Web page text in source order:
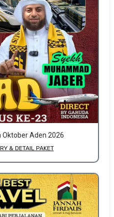
Oktober Aden 2026
& DETAIL PAKET